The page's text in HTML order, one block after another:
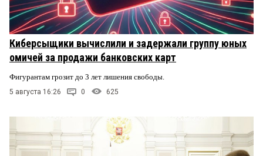
Киберсыщики вычислили и задержали группу юных
омичей за продажи банковских карт
Фигурантам грозит до 3 лет лишения свободы.
5 августа 16:26 0 625